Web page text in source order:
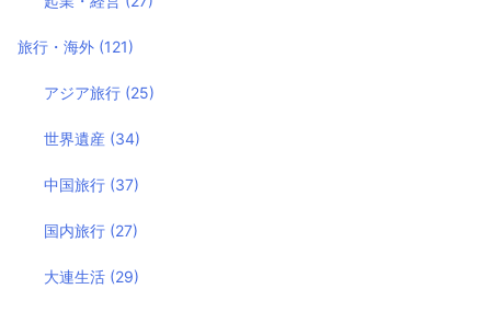
旅行・海外 (121)
アジア旅行 (25)
世界遺産 (34)
中国旅行 (37)
国内旅行 (27)
大連生活 (29)